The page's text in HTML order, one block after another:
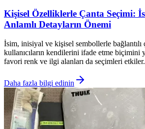
Kişisel Özelliklerle Çanta Seçimi:
Anlamlı Detayların Önemi
İsim, inisiyal ve kişisel sembollerle bağlantılı
kullanıcıların kendilerini ifade etme biçimini
favori renk ve ilgi alanları da seçimleri etkiler.
Daha fazla bilgi edinin